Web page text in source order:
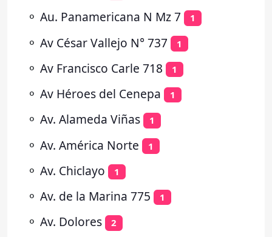
⚬ Au. Panamericana N Mz 7 1
⚬ Av César Vallejo N° 737 1
⚬ Av Francisco Carle 718 1
⚬ Av Héroes del Cenepa 1
⚬ Av. Alameda Viñas 1
⚬ Av. América Norte 1
⚬ Av. Chiclayo 1
⚬ Av. de la Marina 775 1
⚬ Av. Dolores 2